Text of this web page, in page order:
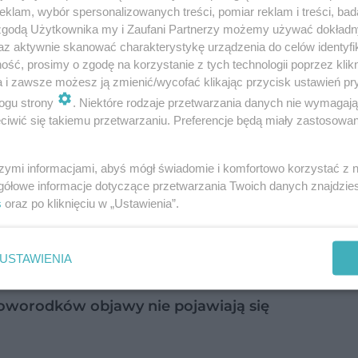
płodu kiłą?
jeszcze w życiu płodowym. Bakterie krętka
zapalnie naczynia jego kosmków. Do
nie jest jeszcze w pełni uformowane.
objawy nie pojawiają się
wybór spersonalizowanych treści, pomiar reklam i treści,
Użytkownika my i Zaufani Partnerzy możemy używać
aktywnie skanować charakterystykę urządzenia do celów
prosimy o zgodę na korzystanie z tych technologii poprzez
i zawsze możesz ją zmienić/wycofać klikając przycisk ustawień
strony
. Niektóre rodzaje przetwarzania danych nie
się takiemu przetwarzaniu. Preferencje będą miały
informacjami, abyś mógł świadomie i komfortowo korzystać z
informacje dotyczące przetwarzania Twoich danych
oraz po kliknięciu w „Ustawienia”.
USTAWIENIA